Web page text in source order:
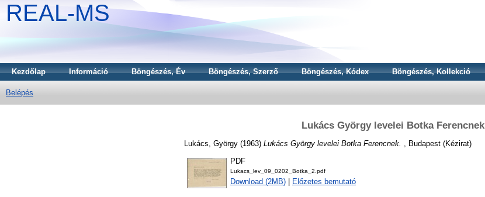
REAL-MS
Kezdőlap Információ Böngészés, Év Böngészés, Szerző Böngészés, Kódex Böngészés, Kollekció
Belépés
Lukács György levelei Botka Ferencnek
Lukács, György (1963) Lukács György levelei Botka Ferencnek. , Budapest (Kézirat)
PDF
Lukacs_lev_09_0202_Botka_2.pdf
Download (2MB) Előzetes bemutató